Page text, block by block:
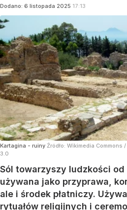
Dodano: 6 listopada 2025 17:13
Kartagina - ruiny Źródło: Wikimedia Commons /
3.0
Sól towarzyszy ludzkości od
używana jako przyprawa,
ale i środek płatniczy.
rytuałów religijnych i